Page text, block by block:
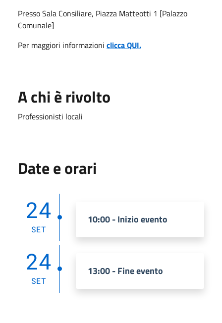
Presso Sala Consiliare, Piazza Matteotti 1 [Palazzo
Comunale]
Per maggiori informazioni clicca QUI.
A chi è rivolto
Professionisti locali
Date e orari
24
SET
10:00 - Inizio evento
24
SET
13:00 - Fine evento